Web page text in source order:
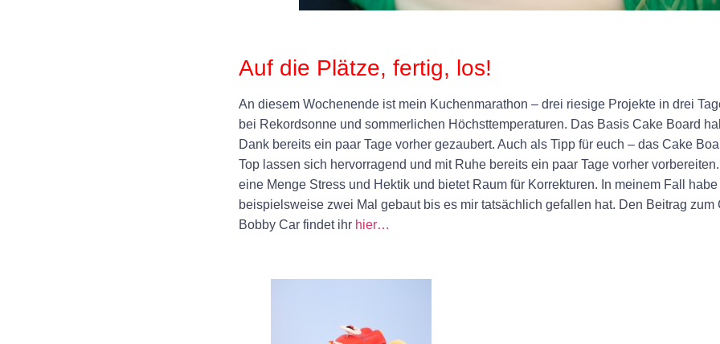
Auf die Plätze, fertig, los!
An diesem Wochenende ist mein Kuchenmarathon – drei riesige Projekte in drei
bei Rekordsonne und sommerlichen Höchsttemperaturen. Das Basis Cake Board
Dank bereits ein paar Tage vorher gezaubert. Auch als Tipp für euch – das Cake
Top lassen sich hervorragend und mit Ruhe bereits ein paar Tage vorher
eine Menge Stress und Hektik und bietet Raum für Korrekturen. In meinem Fall
beispielsweise zwei Mal gebaut bis es mir tatsächlich gefallen hat. Den Beitrag zum
Bobby Car findet ihr hier…